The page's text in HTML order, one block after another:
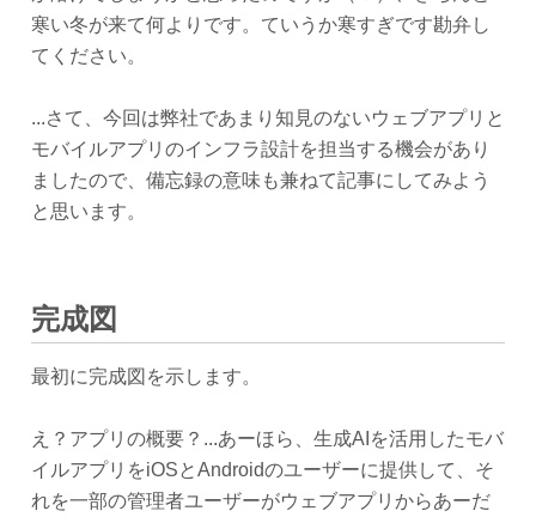
寒い冬が来て何よりです。ていうか寒すぎです勘弁し
てください。
...さて、今回は弊社であまり知見のないウェブアプリと
モバイルアプリのインフラ設計を担当する機会があり
ましたので、備忘録の意味も兼ねて記事にしてみよう
と思います。
完成図
最初に完成図を示します。
え？アプリの概要？...あーほら、生成AIを活用したモバ
イルアプリをiOSとAndroidのユーザーに提供して、そ
れを一部の管理者ユーザーがウェブアプリからあーだ